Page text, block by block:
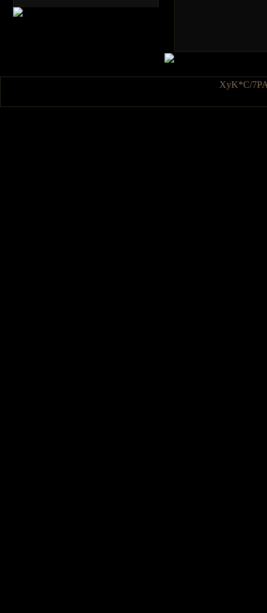
XyK*C/